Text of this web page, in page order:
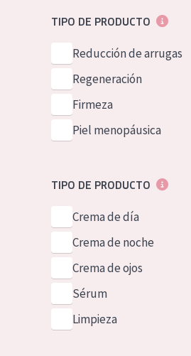
GermanTIPO DE PRODUCTO
Reducción de arrugas
Regeneración
Firmeza
Piel menopáusica
TIPO DE PRODUCTO
Crema de día
Crema de noche
Crema de ojos
Sérum
Limpieza